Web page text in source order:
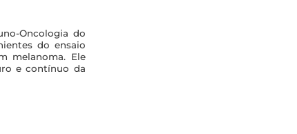
Oncologia do
do ensaio
melanoma. Ele
e contínuo da